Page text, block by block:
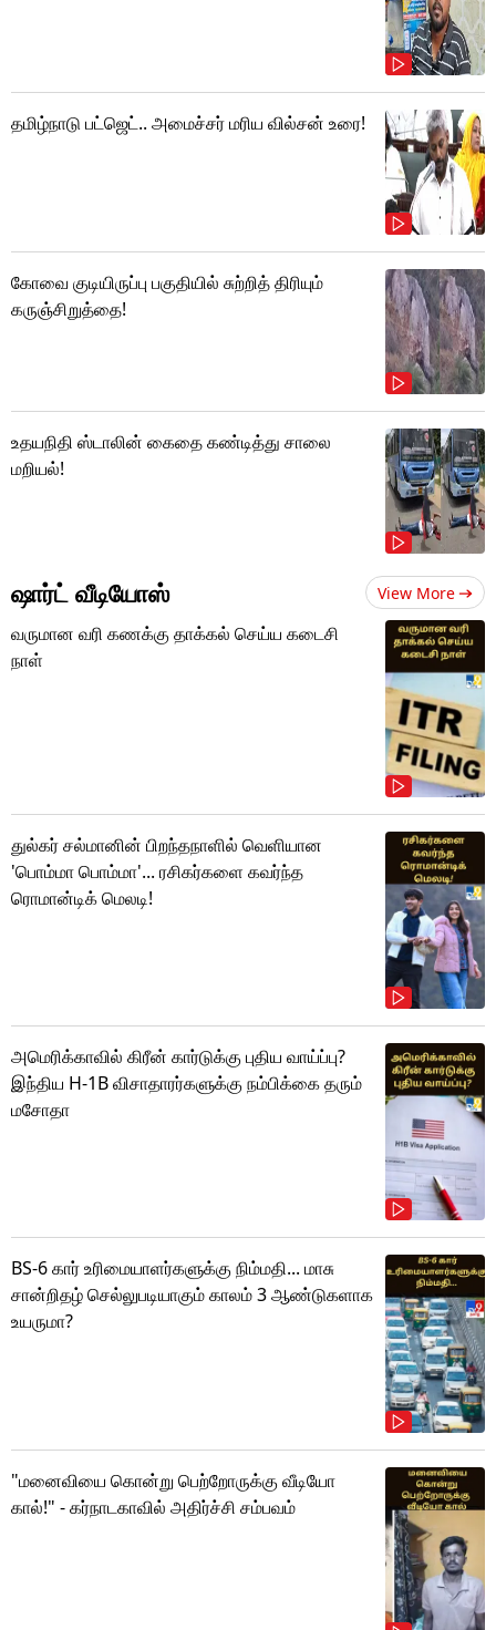
தமிழ்நாடு பட்ஜெட்.. அமைச்சர் மரிய வில்சன் உரை!
கோவை குடியிருப்பு பகுதியில் சுற்றித் திரியும்
கருஞ்சிறுத்தை!
உதயநிதி ஸ்டாலின் கைதை கண்டித்து சாலை
மறியல்!
ஷார்ட் வீடியோஸ் View More
வருமான வரி கணக்கு தாக்கல் செய்ய கடைசி
நாள்
துல்கர் சல்மானின் பிறந்தநாளில் வெளியான
'பொம்மா பொம்மா'... ரசிகர்களை கவர்ந்த
ரொமான்டிக் மெலடி!
அமெரிக்காவில் கிரீன் கார்டுக்கு புதிய வாய்ப்பு?
இந்திய H-1B விசாதாரர்களுக்கு நம்பிக்கை தரும்
மசோதா
BS-6 கார் உரிமையாளர்களுக்கு நிம்மதி... மாசு
சான்றிதழ் செல்லுபடியாகும் காலம் 3 ஆண்டுகளாக
உயருமா?
"மனைவியை கொன்று பெற்றோருக்கு வீடியோ
கால்!" - கர்நாடகாவில் அதிர்ச்சி சம்பவம்